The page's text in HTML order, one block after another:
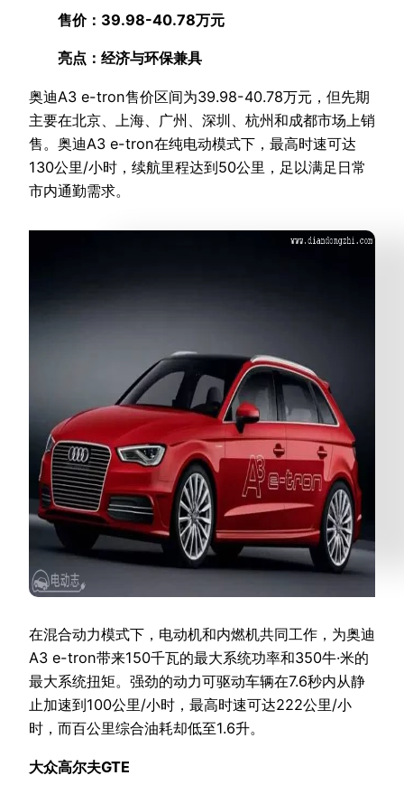
售价：39.98-40.78万元
亮点：经济与环保兼具
奥迪A3 e-tron售价区间为39.98-40.78万元，但先期
主要在北京、上海、广州、深圳、杭州和成都市场上销
售。奥迪A3 e-tron在纯电动模式下，最高时速可达
130公里/小时，续航里程达到50公里，足以满足日常
市内通勤需求。
在混合动力模式下，电动机和内燃机共同工作，为奥迪
A3 e-tron带来150千瓦的最大系统功率和350牛·米的
最大系统扭矩。强劲的动力可驱动车辆在7.6秒内从静
止加速到100公里/小时，最高时速可达222公里/小
时，而百公里综合油耗却低至1.6升。
大众高尔夫GTE